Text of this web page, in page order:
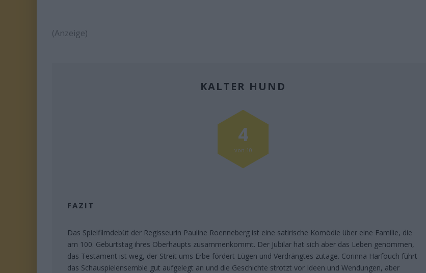
(Anzeige)
KALTER HUND
FAZIT
Das Spielfilmdebüt der Regisseurin Pauline Roenneberg ist eine satirische Komödie über eine Familie, die
am 100. Geburtstag ihres Oberhaupts zusammenkommt. Der Jubilar hat sich aber das Leben genommen,
das Testament ist weg, der Streit ums Erbe fördert Lügen und Verdrängtes zutage. Corinna Harfouch führt
das Schauspielensemble gut aufgelegt an und die Geschichte strotzt vor Ideen und Wendungen, aber
4
von 10